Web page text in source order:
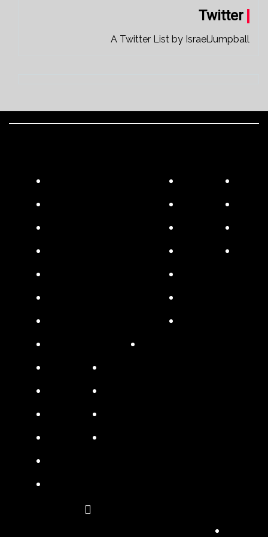
Twitter
A Twitter List by IsraelJumpball